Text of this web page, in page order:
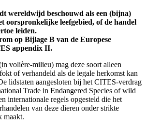
wereldwijd beschouwd als een (bijna)
oorspronkelijke leefgebied, of de handel
leiden.
op Bijlage B van de Europese
appendix II.
volière-milieu) mag deze soort alleen
of verhandeld als de legale herkomst kan
lidstaten aangesloten bij het CITES-verdrag
Trade in Endangered Species of wild
internationale regels opgesteld die het
van deze dieren onder strikte
maakt.